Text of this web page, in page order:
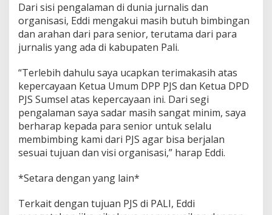
Dari sisi pengalaman di dunia jurnalis dan
organisasi, Eddi mengakui masih butuh bimbingan
dan arahan dari para senior, terutama dari para
jurnalis yang ada di kabupaten Pali.
“Terlebih dahulu saya ucapkan terimakasih atas
kepercayaan Ketua Umum DPP PJS dan Ketua DPD
PJS Sumsel atas kepercayaan ini. Dari segi
pengalaman saya sadar masih sangat minim, saya
berharap kepada para senior untuk selalu
membimbing kami dari PJS agar bisa berjalan
sesuai tujuan dan visi organisasi,” harap Eddi.
*Setara dengan yang lain*
Terkait dengan tujuan PJS di PALI, Eddi